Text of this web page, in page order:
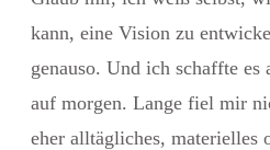
kann, eine Vision zu
genauso. Und ich schaffte es
auf morgen. Lange fiel mir
eher alltägliches, materielles